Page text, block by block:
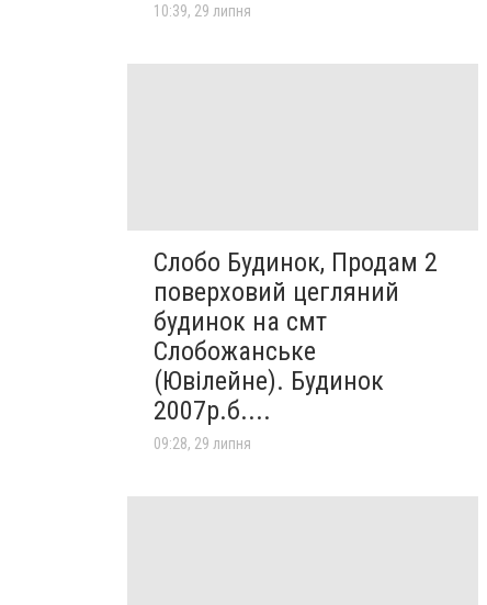
10:39, 29 липня
Слобо Будинок, Продам 2
поверховий цегляний
будинок на смт
Слобожанське
(Ювілейне). Будинок
2007р.б....
09:28, 29 липня